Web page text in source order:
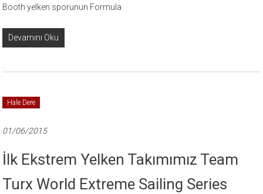
Booth yelken sporunun Formula
Devamını Oku
Hale Dere
01/06/2015
İlk Ekstrem Yelken Takımımız Team
Turx World Extreme Sailing Series